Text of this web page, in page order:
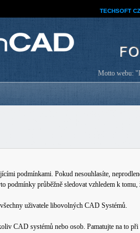
TECHSOFT CZ
Motto webu:
podmínkami. Pokud nesouhlasíte,
podmínky průběžně sledovat vzhledem k
uživatele libovolných CAD Systémů.
CAD systémů nebo osob. Pamatujte na to